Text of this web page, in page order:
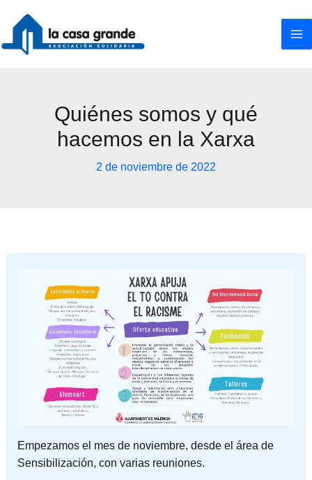
contenido
Quiénes somos y qué
hacemos en la Xarxa
2 de noviembre de 2022
Empezamos el mes de noviembre, desde el área de
Sensibilización, con varias reuniones.